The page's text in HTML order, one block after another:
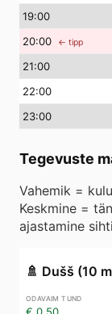
19:00
20:00 ← tipp
21:00
22:00
23:00
Tegevuste
Vahemik =
Keskmine =
ajastamine
🚿 Dušš (10